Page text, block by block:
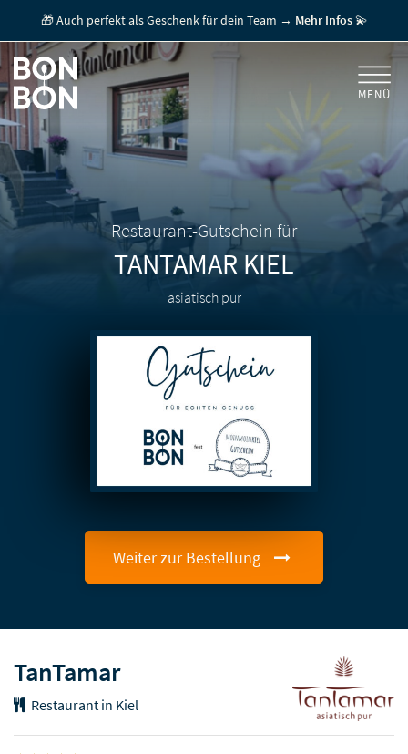
GUTSCHEIN EINLÖSEN
+
FÜR FIRMEN/ MITARBEITERGESCHENK
GESCHENKGUTSCHEINE
FÜR GASTRONOMEN
🎁 Auch perfekt als Geschenk für dein Team → Mehr Infos💫
MENÜ
asiatisch pur
Restaurant-Gutschein für
TANTAMARKIEL
Weiter zur Bestellung
TanTamar
Restaurant in Kiel